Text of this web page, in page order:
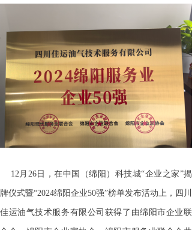
12月26日，在中国（绵阳）科技城“企业之家”揭
牌仪式暨“2024绵阳企业50强”榜单发布活动上，四川
佳运油气技术服务有限公司获得了由绵阳市企业联